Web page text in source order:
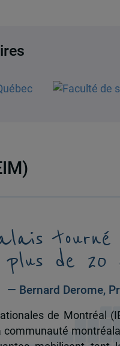
tourné
plus de 20
— Bernard Derome,
de Montréal
communauté